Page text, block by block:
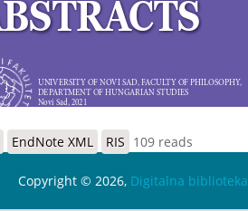
EndNote XML RIS 109 reads
Copyright © 2026, Digitalna biblioteka